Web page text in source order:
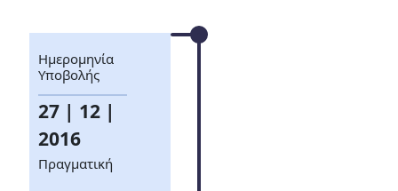
Ημερομηνία
Υποβολής
27 | 12 |
2016
Πραγματική